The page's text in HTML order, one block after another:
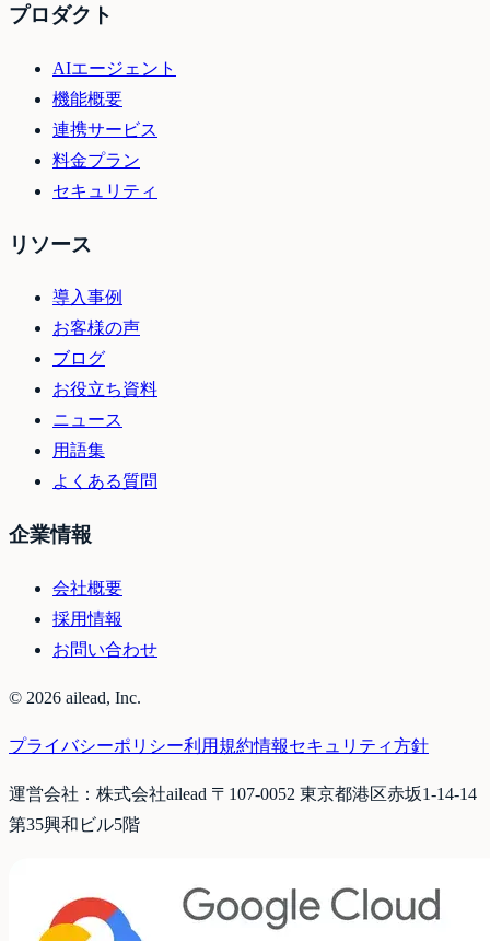
プロダクト
AIエージェント
機能概要
連携サービス
料金プラン
セキュリティ
リソース
導入事例
お客様の声
ブログ
お役立ち資料
ニュース
用語集
よくある質問
企業情報
会社概要
採用情報
お問い合わせ
© 2026 ailead, Inc.
プライバシーポリシー利用規約情報セキュリティ方針
運営会社：株式会社ailead 〒107-0052 東京都港区赤坂1-14-14
第35興和ビル5階